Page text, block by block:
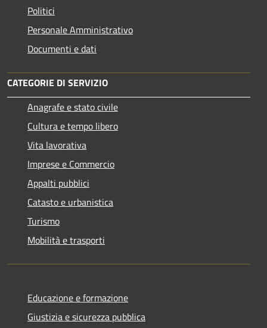
Politici
Personale Amministrativo
Documenti e dati
CATEGORIE DI SERVIZIO
Anagrafe e stato civile
Cultura e tempo libero
Vita lavorativa
Imprese e Commercio
Appalti pubblici
Catasto e urbanistica
Turismo
Mobilità e trasporti
Educazione e formazione
Giustizia e sicurezza pubblica